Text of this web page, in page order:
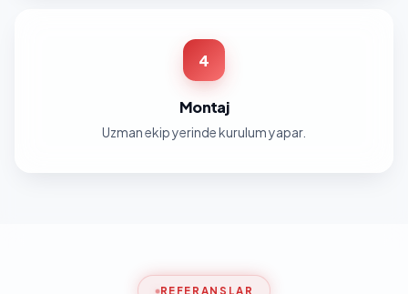
4
Montaj
Uzman ekip yerinde kurulum yapar.
REFERANSLAR